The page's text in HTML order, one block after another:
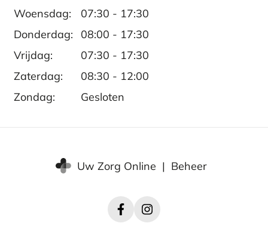
Woensdag:
07:30 - 17:30
Donderdag:
08:00 - 17:30
Vrijdag:
07:30 - 17:30
Zaterdag:
08:30 - 12:00
Zondag:
Gesloten
Uw Zorg Online | Beheer
FacebookInstagram